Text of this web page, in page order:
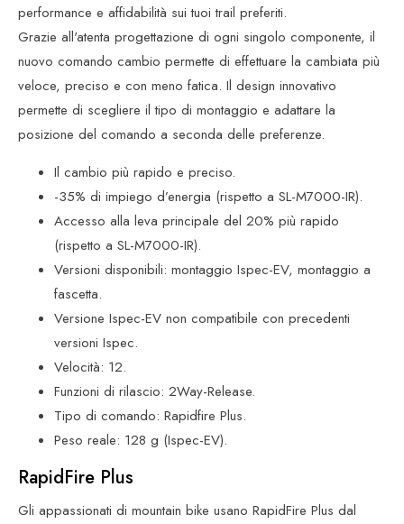
performance e affidabilità sui tuoi trail preferiti.
Grazie all'atenta progettazione di ogni singolo componente, il
nuovo comando cambio permette di effettuare la cambiata più
veloce, preciso e con meno fatica. Il design innovativo
permette di scegliere il tipo di montaggio e adattare la
posizione del comando a seconda delle preferenze.
Il cambio più rapido e preciso.
-35% di impiego d’energia (rispetto a SL-M7000-IR).
Accesso alla leva principale del 20% più rapido
(rispetto a SL-M7000-IR).
Versioni disponibili: montaggio Ispec-EV, montaggio a
fascetta.
Versione Ispec-EV non compatibile con precedenti
versioni Ispec.
Velocità: 12.
Funzioni di rilascio: 2Way-Release.
Tipo di comando: Rapidfire Plus.
Peso reale: 128 g (Ispec-EV).
RapidFire Plus
Gli appassionati di mountain bike usano RapidFire Plus dal